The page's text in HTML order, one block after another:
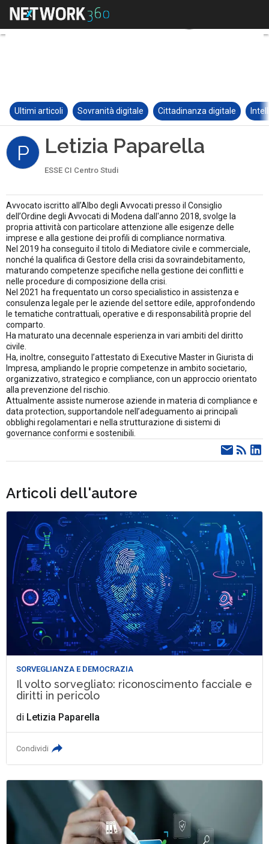
Ultimi articoli Sovranità digitale Cittadinanza digitale
P Letizia Paparella
ESSE CI Centro Studi
Avvocato iscritto all’Albo degli Avvocati presso il Consiglio
dell’Ordine degli Avvocati di Modena dall'anno 2018, svolge la
propria attività con particolare attenzione alle esigenze delle
imprese e alla gestione dei profili di compliance normativa.
Nel 2019 ha conseguito il titolo di Mediatore civile e commerciale,
nonché la qualifica di Gestore della crisi da sovraindebitamento,
maturando competenze specifiche nella gestione dei conflitti e
nelle procedure di composizione della crisi.
Nel 2021 ha frequentato un corso specialistico in assistenza e
consulenza legale per le aziende del settore edile, approfondendo
le tematiche contrattuali, operative e di responsabilità proprie del
comparto.
Ha maturato una decennale esperienza in vari ambiti del diritto
civile.
Ha, inoltre, conseguito l’attestato di Executive Master in Giurista di
Impresa, ampliando le proprie competenze in ambito societario,
organizzativo, strategico e compliance, con un approccio orientato
alla prevenzione del rischio.
Attualmente assiste numerose aziende in materia di compliance e
data protection, supportandole nell’adeguamento ai principali
obblighi regolamentari e nella strutturazione di sistemi di
governance conformi e sostenibili.
Articoli dell'autore
SORVEGLIANZA E DEMOCRAZIA
Il volto sorvegliato: riconoscimento facciale e
diritti in pericolo
di Letizia Paparella
Condividi